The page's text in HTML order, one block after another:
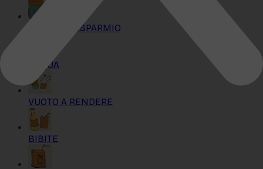
KIT MAXI RISPARMIO
ACQUA
VUOTO A RENDERE
BIBITE